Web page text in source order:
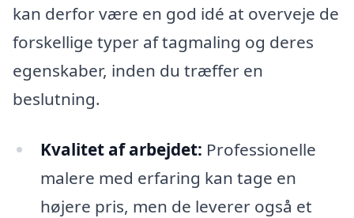
kan derfor være en god idé at overveje de
forskellige typer af tagmaling og deres
egenskaber, inden du træffer en
beslutning.
Kvalitet af arbejdet: Professionelle
malere med erfaring kan tage en
højere pris, men de leverer også et